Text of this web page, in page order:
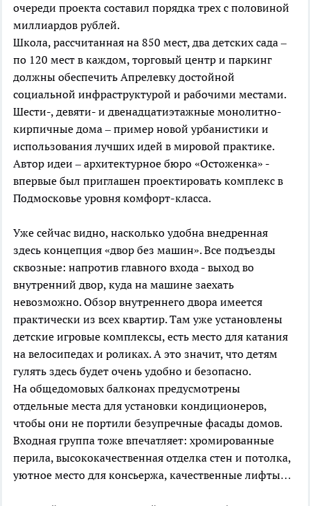
очереди проекта составил порядка трех с половиной
миллиардов рублей.
Школа, рассчитанная на 850 мест, два детских сада –
по 120 мест в каждом, торговый центр и паркинг
должны обеспечить Апрелевку достойной
социальной инфраструктурой и рабочими местами.
Шести-, девяти- и двенадцатиэтажные монолитно-
кирпичные дома – пример новой урбанистики и
использования лучших идей в мировой практике.
Автор идеи – архитектурное бюро «Остоженка» -
впервые был приглашен проектировать комплекс в
Подмосковье уровня комфорт-класса.
Уже сейчас видно, насколько удобна внедренная
здесь концепция «двор без машин». Все подъезды
сквозные: напротив главного входа - выход во
внутренний двор, куда на машине заехать
невозможно. Обзор внутреннего двора имеется
практически из всех квартир. Там уже установлены
детские игровые комплексы, есть место для катания
на велосипедах и роликах. А это значит, что детям
гулять здесь будет очень удобно и безопасно.
На общедомовых балконах предусмотрены
отдельные места для установки кондиционеров,
чтобы они не портили безупречные фасады домов.
Входная группа тоже впечатляет: хромированные
перила, высококачественная отделка стен и потолка,
уютное место для консьержа, качественные лифты…